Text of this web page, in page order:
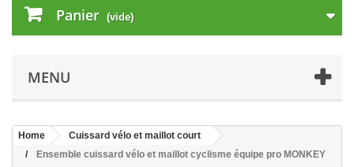
Panier (vide)
MENU
Home
Cuissard vélo et maillot court
Ensemble cuissard vélo et maillot cyclisme équipe pro MONKEY